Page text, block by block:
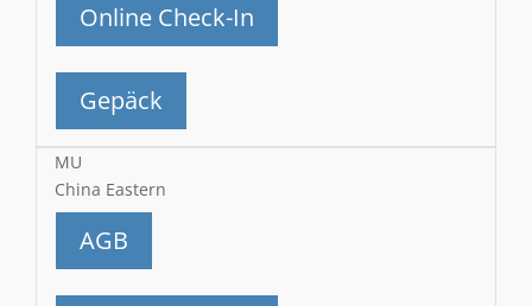
Online Check-In
Gepäck
MU
China Eastern
AGB